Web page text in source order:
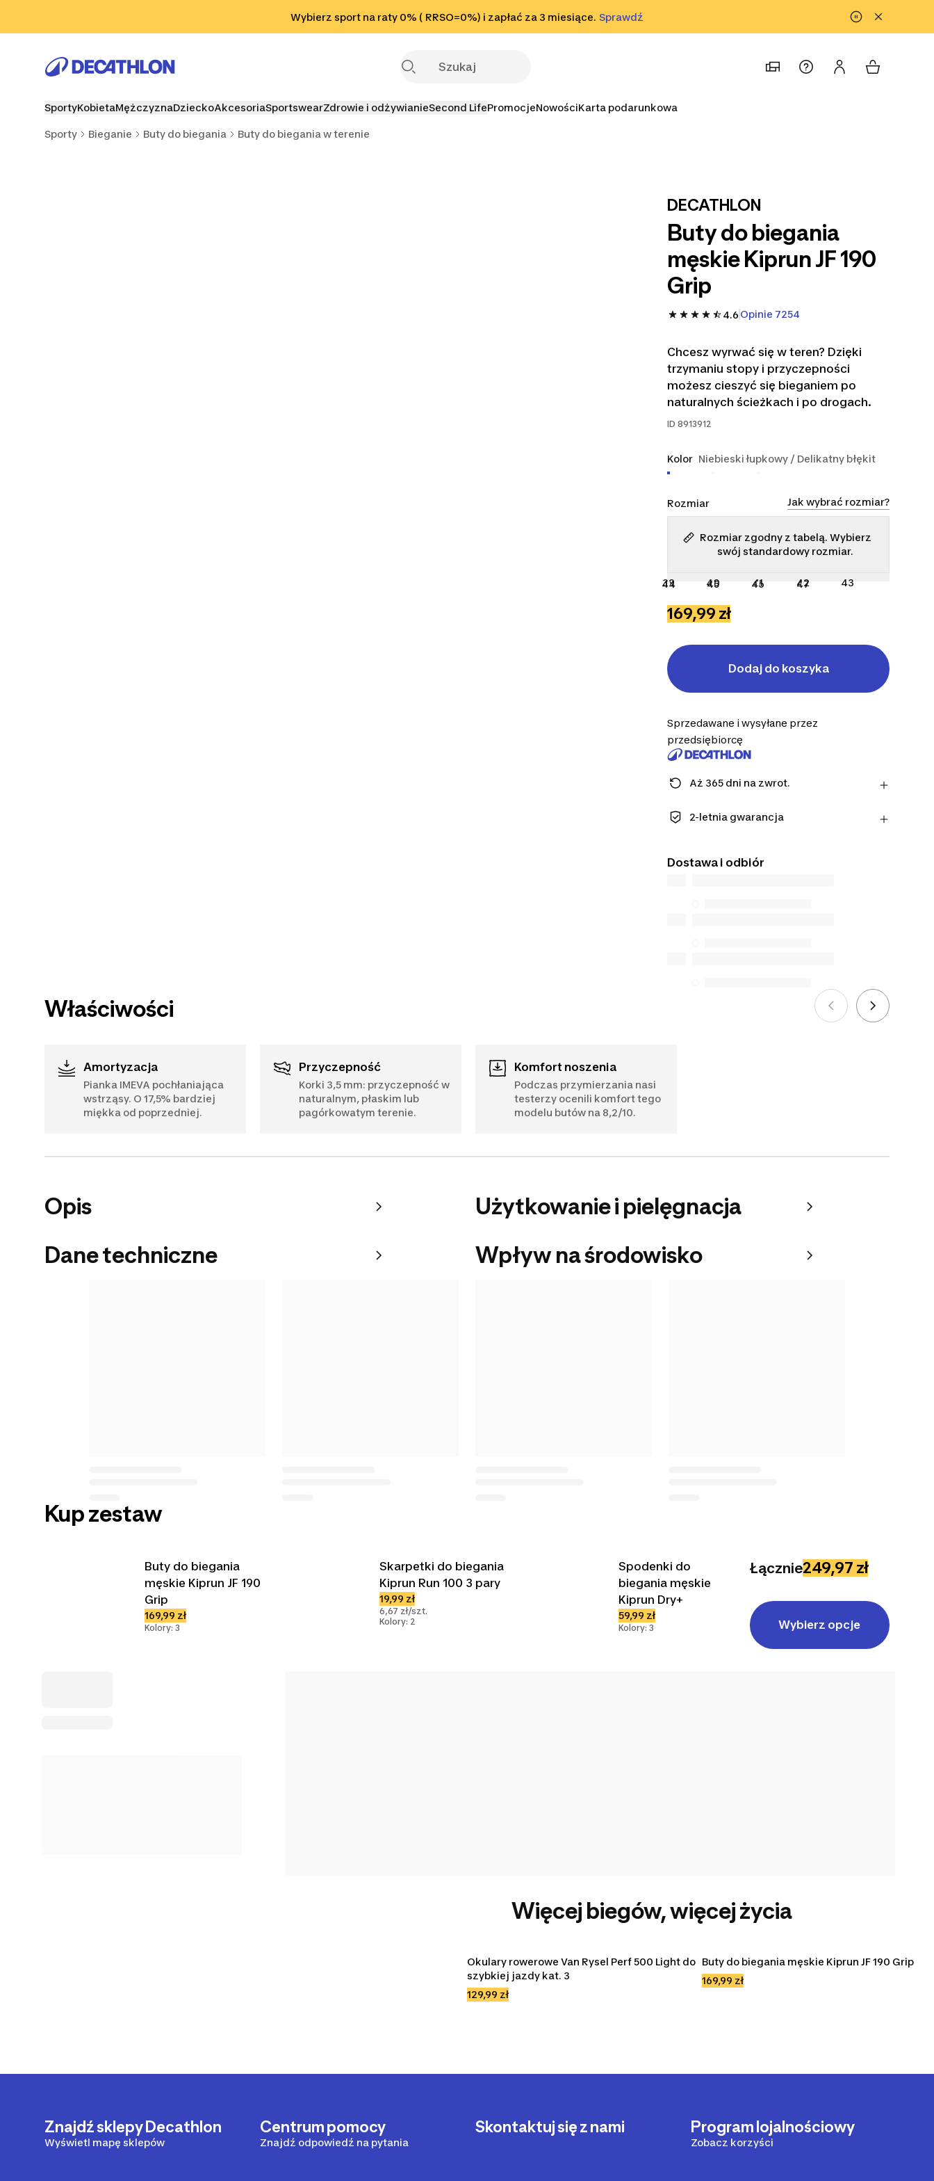
Przejdź do stopki
Wybierz sport na raty 0% ( RRSO=0%) i zapłać za 3 miesiące. Sprawdź
Sprawdź
Sprawdź
SportyKobietaMężczyznaDzieckoAkcesoriaSportswearZdrowie i odżywianieSecond LifePromocjeNowościKarta podarunkowa
Sporty Bieganie Buty do biegania Buty do biegania w terenie
DECATHLON
Buty do biegania
męskie Kiprun JF 190
Grip
4.6 Opinie 7254
Chcesz wyrwać się w teren? Dzięki
trzymaniu stopy i przyczepności
możesz cieszyć się bieganiem po
naturalnych ścieżkach i po drogach.
ID 8913912
Kolor Niebieski łupkowy / Delikatny błękit
Rozmiar Jak wybrać rozmiar?
Rozmiar zgodny z tabelą. Wybierz
swój standardowy rozmiar.
39 40 41 42 43
44 45 46 47
169,99 zł
Dodaj do koszyka
Sprzedawane i wysyłane przez
przedsiębiorcę
Aż 365 dni na zwrot.
obowiązuje termin 14 dni.
2-letnia gwarancja
gwarancją na 2 lat
Dostawa i odbiór
Właściwości
Amortyzacja
Pianka IMEVA pochłaniająca
wstrząsy. O 17,5% bardziej
miękka od poprzedniej.
Przyczepność
Korki 3,5 mm: przyczepność w
naturalnym, płaskim lub
pagórkowatym terenie.
Komfort noszenia
Podczas przymierzania nasi
testerzy ocenili komfort tego
modelu butów na 8,2/10.
Opis
Dane techniczne
Użytkowanie i pielęgnacja
Wpływ na środowisko
Kup zestaw
Buty do biegania
męskie Kiprun JF 190
Grip
169,99 zł
Kolory: 3
Skarpetki do biegania
Kiprun Run 100 3 pary
19,99 zł
6,67 zł/szt.
Kolory: 2
Spodenki do
biegania męskie
Kiprun Dry+
59,99 zł
Kolory: 3
Łącznie249,97 zł
Wybierz opcje
Więcej biegów, więcej życia
Okulary rowerowe Van Rysel Perf 500 Light do
szybkiej jazdy kat. 3
129,99 zł
169,99 zł
Znajdź sklepy Decathlon
Wyświetl mapę sklepów
Centrum pomocy
Znajdź odpowiedź na pytania
Skontaktuj się z nami Program lojalnościowy
Zobacz korzyści